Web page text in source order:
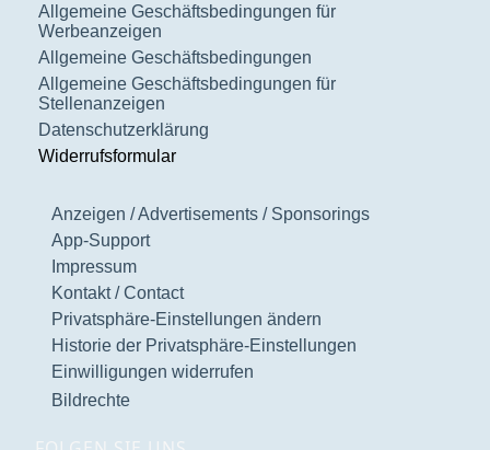
Allgemeine Geschäftsbedingungen für
Werbeanzeigen
Allgemeine Geschäftsbedingungen
Allgemeine Geschäftsbedingungen für
Stellenanzeigen
Datenschutzerklärung
Widerrufsformular
Anzeigen / Advertisements / Sponsorings
App-Support
Impressum
Kontakt / Contact
Privatsphäre-Einstellungen ändern
Historie der Privatsphäre-Einstellungen
Einwilligungen widerrufen
Bildrechte